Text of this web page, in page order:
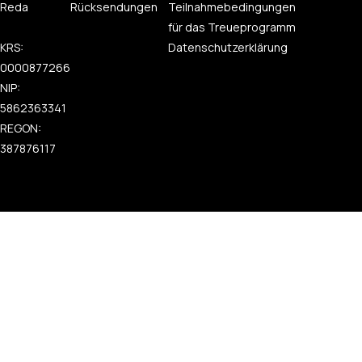
Reda
KRS:
0000877266
NIP:
5862363341
REGON:
387876117
Rücksendungen
Teilnahmebedingungen
für das Treueprogramm
Datenschutzerklärung